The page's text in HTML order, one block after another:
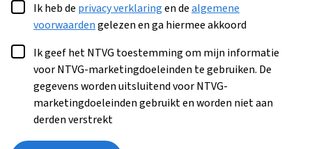
Ik heb de privacy verklaringen dealgemene
voorwaardengelezen en ga hiermee akkoord
Ik geef het NTVG toestemming om mijn informatie
voor NTVG-marketingdoeleinden te gebruiken. De
gegevens worden uitsluitend voor NTVG-
marketingdoeleinden gebruikt en worden niet aan
derden verstrekt